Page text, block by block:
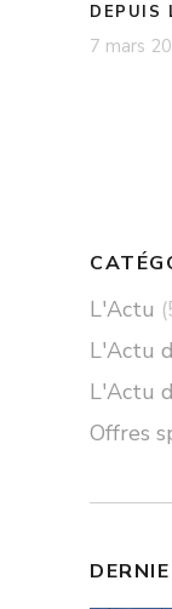
DEPUIS
7 mars
L'Actu
L'Actu
L'Actu
Offres